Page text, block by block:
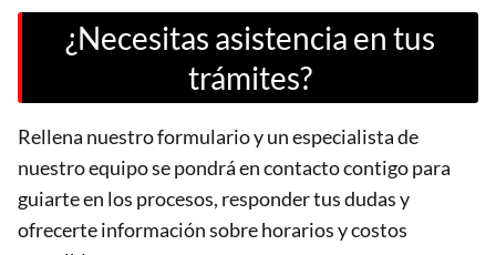
¿Necesitas asistencia en tus
trámites?
Rellena nuestro formulario y un especialista de
nuestro equipo se pondrá en contacto contigo para
guiarte en los procesos, responder tus dudas y
ofrecerte información sobre horarios y costos